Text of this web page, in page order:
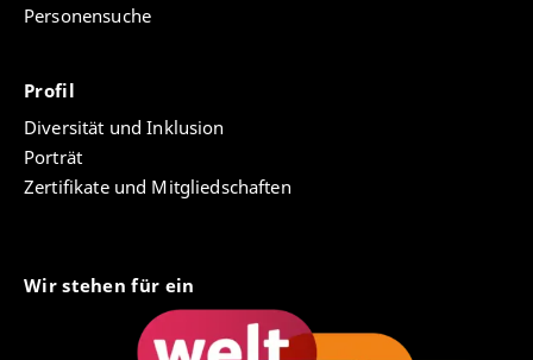
Personensuche
Profil
Diversität und Inklusion
Porträt
Zertifikate und Mitgliedschaften
Wir stehen für ein